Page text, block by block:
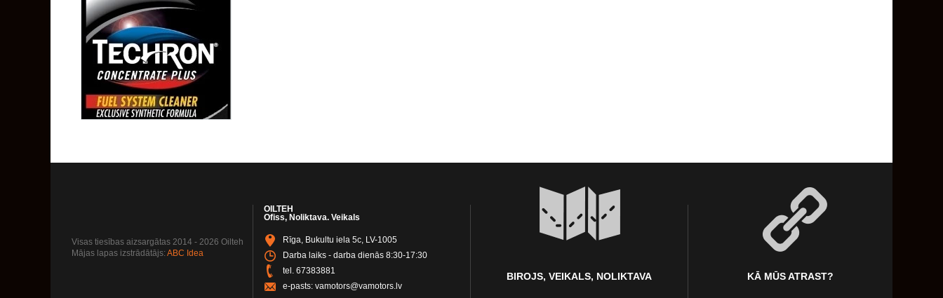
Visas tiesības aizsargātas 2014 - 2026 Oilteh
Mājas lapas izstrādātājs: ABC Idea
OILTEH
Ofiss, Noliktava. Veikals
Rīga, Bukultu iela 5c, LV-1005
Darba laiks - darba dienās 8:30-17:30
tel. 67383881
e-pasts: vamotors@vamotors.lv
BIROJS, VEIKALS, NOLIKTAVA KĀ MŪS ATRAST?